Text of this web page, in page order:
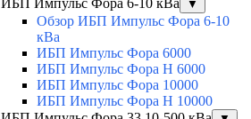
ИБП Импульс Фора 6-10 кВа
▼
Обзор ИБП Импульс Фора 6-10
кВа
ИБП Импульс Фора 6000
ИБП Импульс Фора H 6000
ИБП Импульс Фора 10000
ИБП Импульс Фора H 10000